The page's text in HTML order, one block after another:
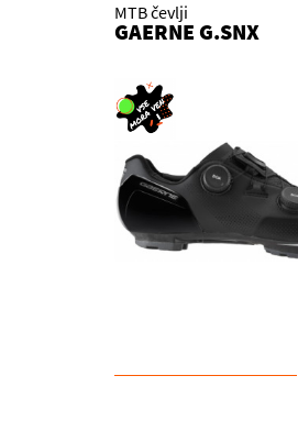
MTB čevlji
GAERNE G.SNX